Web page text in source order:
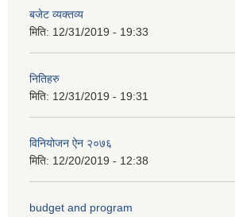
बजेट व्यक्तव्य
मिति: 12/31/2019 - 19:33
नितिहरु
मिति: 12/31/2019 - 19:31
विनियोजन ऐन २०७६
मिति: 12/20/2019 - 12:38
budget and program